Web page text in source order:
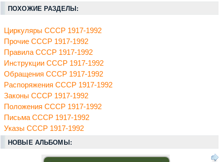
ПОХОЖИЕ РАЗДЕЛЫ:
Циркуляры СССР 1917-1992
Прочие СССР 1917-1992
Правила СССР 1917-1992
Инструкции СССР 1917-1992
Обращения СССР 1917-1992
Распоряжения СССР 1917-1992
Законы СССР 1917-1992
Положения СССР 1917-1992
Письма СССР 1917-1992
Указы СССР 1917-1992
НОВЫЕ АЛЬБОМЫ: